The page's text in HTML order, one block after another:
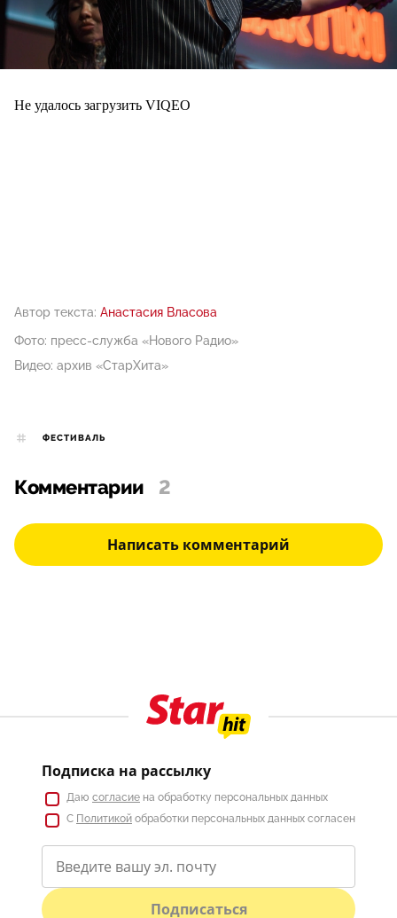
Не удалось загрузить VIQEO
Автор текста: Анастасия Власова
Фото: пресс-служба «Нового Радио»
Видео: архив «СтарХита»
ФЕСТИВАЛЬ
Комментарии 2
Написать комментарий
Подписка на рассылку
Даю согласие на обработку персональных данных
С Политикой обработки персональных данных согласен
Подписаться